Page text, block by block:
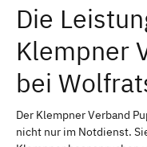
Die
Klempner
bei
Der Klempner Verband
nicht nur im Notdienst.